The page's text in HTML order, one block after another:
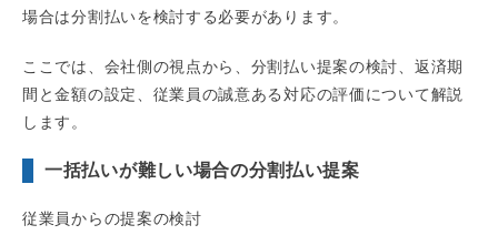
場合は分割払いを検討する必要があります。
ここでは、会社側の視点から、分割払い提案の検討、返済期
間と金額の設定、従業員の誠意ある対応の評価について解説
します。
一括払いが難しい場合の分割払い提案
従業員からの提案の検討